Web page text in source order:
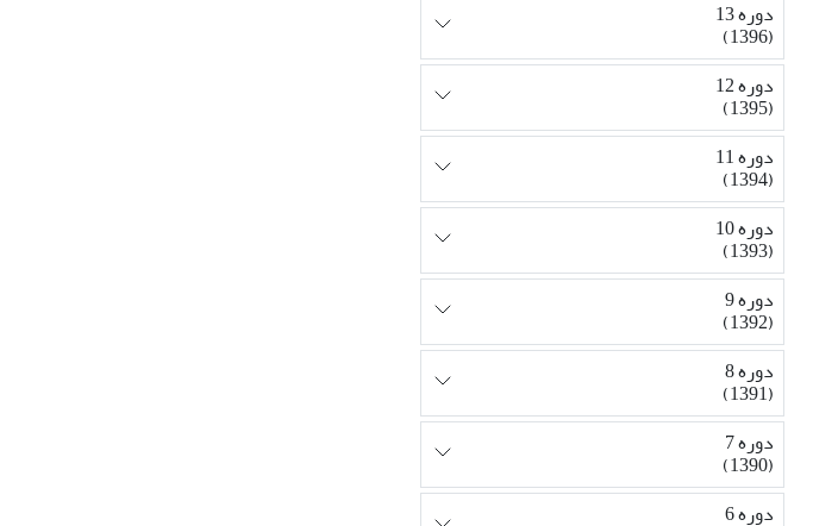
دوره 13
(1396)
دوره 12
(1395)
دوره 11
(1394)
دوره 10
(1393)
دوره 9
(1392)
دوره 8
(1391)
دوره 7
(1390)
دوره 6